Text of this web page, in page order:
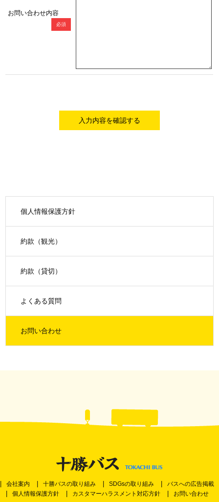
お問い合わせ内容
必須
個人情報保護方針
約款（観光）
約款（貸切）
よくある質問
お問い合わせ
会社案内 十勝バスの取り組み SDGsの取り組み
バスへの広告掲載
個人情報保護方針
カスタマーハラスメント対応方針 お問い合わせ